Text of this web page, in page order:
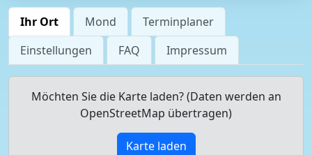
Ihr Ort Mond
Terminplaner
Einstellungen
FAQ Impressum
Möchten Sie die Karte laden? (Daten werden an
OpenStreetMap übertragen)
Karte laden